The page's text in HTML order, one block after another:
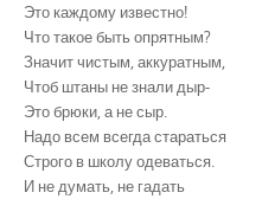
Это каждому известно!
Что такое быть опрятным?
Значит чистым, аккуратным,
Чтоб штаны не знали дыр-
Это брюки, а не сыр.
Надо всем всегда стараться
Строго в школу одеваться.
И не думать, не гадать